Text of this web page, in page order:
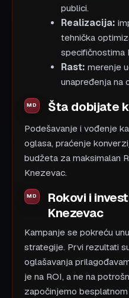
publici.
Realizacija:
tehnička
specifičnostima
Rast: merenje
unapređenja na
Šta dobijate
Podešavanje i vođenje
oglasa, praćenje
budžeta za maksimalan
Knezevac.
Rokovi i
Knezevac
Kampanje se pokreću
strategije. Prvi rezultati
oglašavanja
je na ROI, a ne na
započinjemo